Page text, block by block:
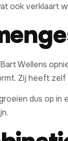
ook verklaart
Wellens
Zij heeft
dus op